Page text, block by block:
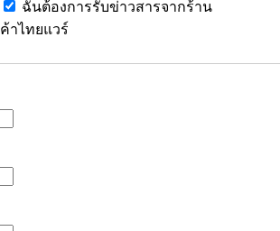
ฉันต้องการรับข่าวสารจากร้าน
ค้าไทยแวร์